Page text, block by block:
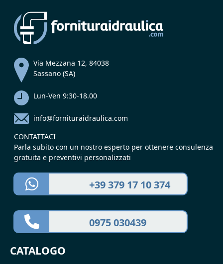
Via Mezzana 12, 84038
Sassano (SA)
Lun-Ven 9:30-18.00
info@fornituraidraulica.com
CONTATTACI
Parla subito con un nostro esperto per ottenere consulenza
gratuita e preventivi personalizzati
+39 379 17 10 374
0975 030439
CATALOGO